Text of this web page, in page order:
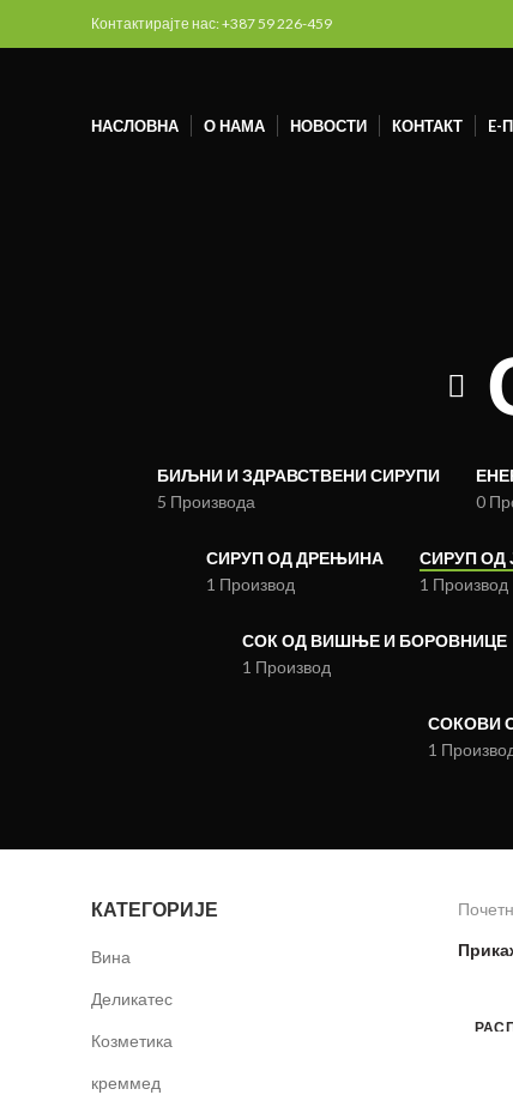
Контактирајте нас: +387 59 226-459
НАСЛОВНА О НАМА НОВОСТИ КОНТАКТ E-
БИЉНИ И ЗДРАВСТВЕНИ СИРУПИ
5 Производа
0
СИРУП ОД ДРЕЊИНА
1 Производ
СИРУП ОД
1 Производ
СОК ОД ВИШЊЕ И БОРОВНИЦЕ
1 Производ
СОКОВИ
1
КАТЕГОРИЈЕ
Вина
Деликатес
Козметика
креммед